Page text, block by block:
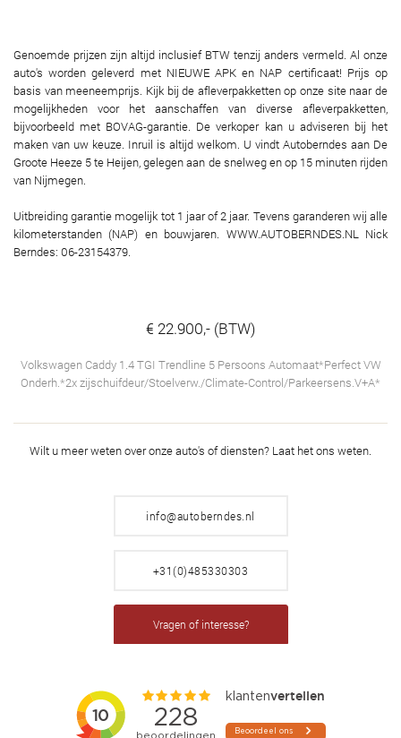
Genoemde prijzen zijn altijd inclusief BTW tenzij anders vermeld. Al onze
auto's worden geleverd met NIEUWE APK en NAP certificaat! Prijs op
basis van meeneemprijs. Kijk bij de afleverpakketten op onze site naar de
mogelijkheden voor het aanschaffen van diverse afleverpakketten,
bijvoorbeeld met BOVAG-garantie. De verkoper kan u adviseren bij het
maken van uw keuze. Inruil is altijd welkom. U vindt Autoberndes aan De
Groote Heeze 5 te Heijen, gelegen aan de snelweg en op 15 minuten rijden
van Nijmegen.
Uitbreiding garantie mogelijk tot 1 jaar of 2 jaar. Tevens garanderen wij alle
kilometerstanden (NAP) en bouwjaren. WWW.AUTOBERNDES.NL Nick
Berndes: 06-23154379.
€ 22.900,- (BTW)
Volkswagen Caddy 1.4 TGI Trendline 5 Persoons Automaat*Perfect VW
Onderh.*2x zijschuifdeur/Stoelverw./Climate-Control/Parkeersens.V+A*
Wilt u meer weten over onze auto's of diensten? Laat het ons weten.
info@autoberndes.nl
+31(0)485330303
Vragen of interesse?